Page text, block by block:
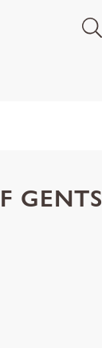
GENTS